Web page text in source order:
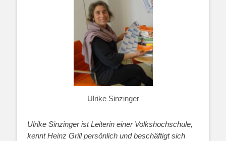
Ulrike Sinzinger
Ulrike Sinzinger ist Leiterin einer Volkshochschule,
kennt Heinz Grill persönlich und beschäftigt sich